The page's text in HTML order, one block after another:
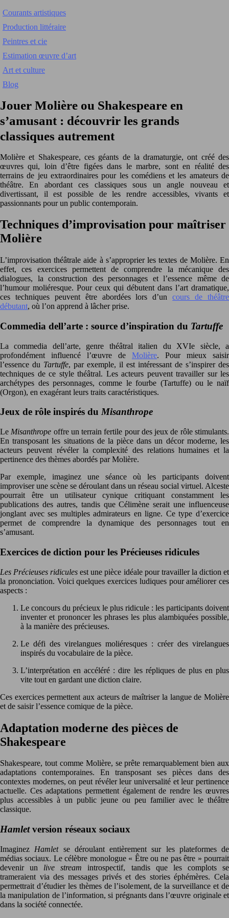
Courants artistiques
Production littéraire
Peintres et cie
Estimation œuvre d’art
Art et culture
Blog
Jouer Molière ou Shakespeare en
s’amusant : découvrir les grands
classiques autrement
Molière et Shakespeare, ces géants de la dramaturgie, ont créé des
œuvres qui, loin d’être figées dans le marbre, sont en réalité des
terrains de jeu extraordinaires pour les comédiens et les amateurs de
théâtre. En abordant ces classiques sous un angle nouveau et
divertissant, il est possible de les rendre accessibles, vivants et
passionnants pour un public contemporain.
Techniques d’improvisation pour maîtriser
Molière
L’improvisation théâtrale aide à s’approprier les textes de Molière. En
effet, ces exercices permettent de comprendre la mécanique des
dialogues, la construction des personnages et l’essence même de
l’humour moliéresque. Pour ceux qui débutent dans l’art dramatique,
ces techniques peuvent être abordées lors d’uncours de théâtre
débutant, où l’on apprend à lâcher prise.
Commedia dell’arte : source d’inspiration du Tartuffe
La commedia dell’arte, genre théâtral italien du XVIe siècle, a
profondément influencé l’œuvre de Molière. Pour mieux saisir
l’essence du Tartuffe, par exemple, il est intéressant de s’inspirer des
techniques de ce style théâtral. Les acteurs peuvent travailler sur les
archétypes des personnages, comme le fourbe (Tartuffe) ou le naïf
(Orgon), en exagérant leurs traits caractéristiques.
Jeux de rôle inspirés du Misanthrope
Le Misanthrope offre un terrain fertile pour des jeux de rôle stimulants.
En transposant les situations de la pièce dans un décor moderne, les
acteurs peuvent révéler la complexité des relations humaines et la
pertinence des thèmes abordés par Molière.
Par exemple, imaginez une séance où les participants doivent
improviser une scène se déroulant dans un réseau social virtuel. Alceste
pourrait être un utilisateur cynique critiquant constamment les
publications des autres, tandis que Célimène serait une influenceuse
jonglant avec ses multiples admirateurs en ligne. Ce type d’exercice
permet de comprendre la dynamique des personnages tout en
s’amusant.
Exercices de diction pour les Précieuses ridicules
Les Précieuses ridicules est une pièce idéale pour travailler la diction et
la prononciation. Voici quelques exercices ludiques pour améliorer ces
aspects :
Le concours du précieux le plus ridicule : les participants doivent
inventer et prononcer les phrases les plus alambiquées possible,
à la manière des précieuses.
Le défi des virelangues moliéresques : créer des virelangues
inspirés du vocabulaire de la pièce.
L’interprétation en accéléré : dire les répliques de plus en plus
vite tout en gardant une diction claire.
Ces exercices permettent aux acteurs de maîtriser la langue de Molière
et de saisir l’essence comique de la pièce.
Adaptation moderne des pièces de
Shakespeare
Shakespeare, tout comme Molière, se prête remarquablement bien aux
adaptations contemporaines. En transposant ses pièces dans des
contextes modernes, on peut révéler leur universalité et leur pertinence
actuelle. Ces adaptations permettent également de rendre les œuvres
plus accessibles à un public jeune ou peu familier avec le théâtre
classique.
Hamletversion réseaux sociaux
Imaginez Hamlet se déroulant entièrement sur les plateformes de
médias sociaux. Le célèbre monologue « Être ou ne pas être » pourrait
devenir un live streamintrospectif, tandis que les complots se
trameraient via des messages privés et des stories éphémères. Cela
permettrait d’étudier les thèmes de l’isolement, de la surveillance et de
la manipulation de l’information, si prégnants dans l’œuvre originale et
dans la société connectée.